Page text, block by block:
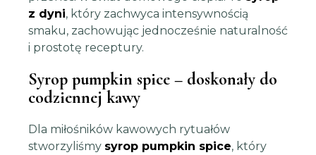
z dyni, który zachwyca intensywnością
smaku, zachowując jednocześnie naturalność
i prostotę receptury.
Syrop pumpkin spice – doskonały do
codziennej kawy
Dla miłośników kawowych rytuałów
stworzyliśmy syrop pumpkin spice, który